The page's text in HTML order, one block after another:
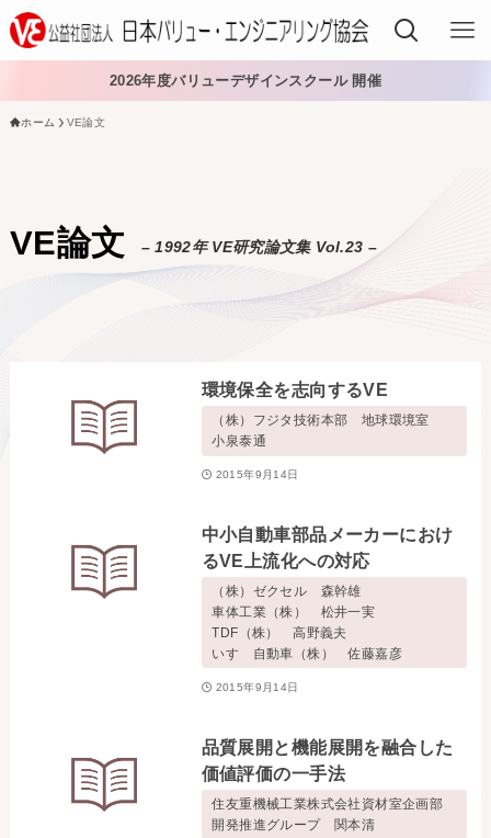
VEを導入する
日本VE協会について
日本VE協会について
資料・論文購入
事務局・勤務体制
アクセス
03-5430-4488
2026年度バリューデザインスクール 開催
ホーム VE論文
VE論文 – 1992年 VE研究論文集 Vol.23 –
環境保全を志向するVE
（株）フジタ技術本部 地球環境室
小泉泰通
2015年9月14日
中小自動車部品メーカーにおけ
るVE上流化への対応
（株）ゼクセル 森幹雄
車体工業（株） 松井一実
TDF（株） 高野義夫
いすゞ自動車（株） 佐藤嘉彦
2015年9月14日
品質展開と機能展開を融合した
価値評価の一手法
住友重機械工業株式会社資材室企画部
開発推進グループ 関本清